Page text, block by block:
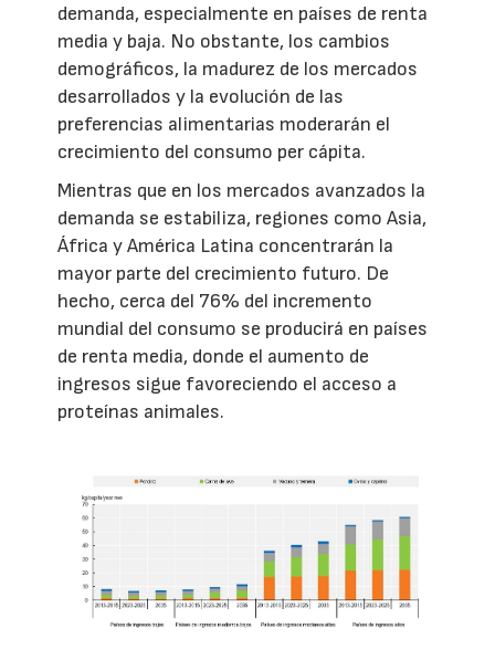
demanda, especialmente en países de renta
media y baja. No obstante, los cambios
demográficos, la madurez de los mercados
desarrollados y la evolución de las
preferencias alimentarias moderarán el
crecimiento del consumo per cápita.
Mientras que en los mercados avanzados la
demanda se estabiliza, regiones como Asia,
África y América Latina concentrarán la
mayor parte del crecimiento futuro. De
hecho, cerca del 76% del incremento
mundial del consumo se producirá en países
de renta media, donde el aumento de
ingresos sigue favoreciendo el acceso a
proteínas animales.